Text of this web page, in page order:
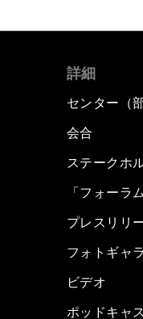
詳細
センター（
会合
ステークホ
「フォーラ
プレスリリ
フォトギャ
ビデオ
ポッドキャ